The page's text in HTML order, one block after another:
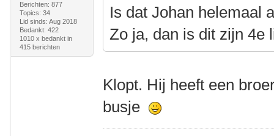
Berichten: 877
Topics: 34
Lid sinds: Aug 2018
Bedankt: 422
1010 x bedankt in
415 berichten
Is dat Johan helemaal
Zo ja, dan is dit zijn 4e
Klopt. Hij heeft een
busje